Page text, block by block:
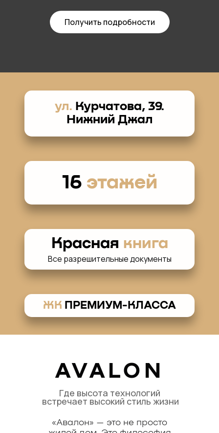
Получить подробности
ул. Курчатова, 39.
Нижний Джал
16 этажей
Красная книга
Все разрешительные документы
ЖК ПРЕМИУМ-КЛАССА
AVALON
Где высота технологий
встречает высокий стиль жизни
«Авалон» — это не просто